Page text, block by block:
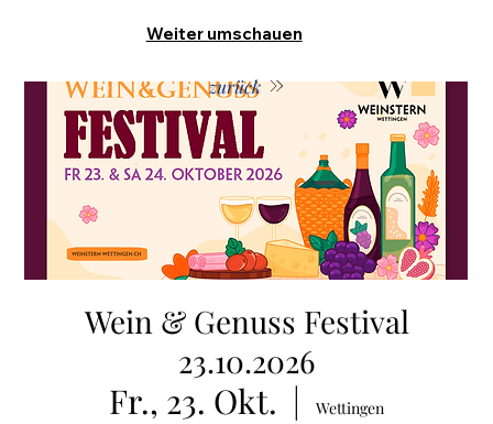
Weiter umschauen
Wein & Genuss Festival
23.10.2026
Fr., 23. Okt.
  |
Wettingen
zurück